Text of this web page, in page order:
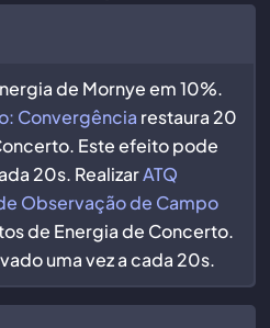
de Mornye em 10%.
Convergência restaura 20
Este efeito pode
20s. RealizarATQ
Observação de Campo
de Energia de Concerto.
uma vez a cada 20s.